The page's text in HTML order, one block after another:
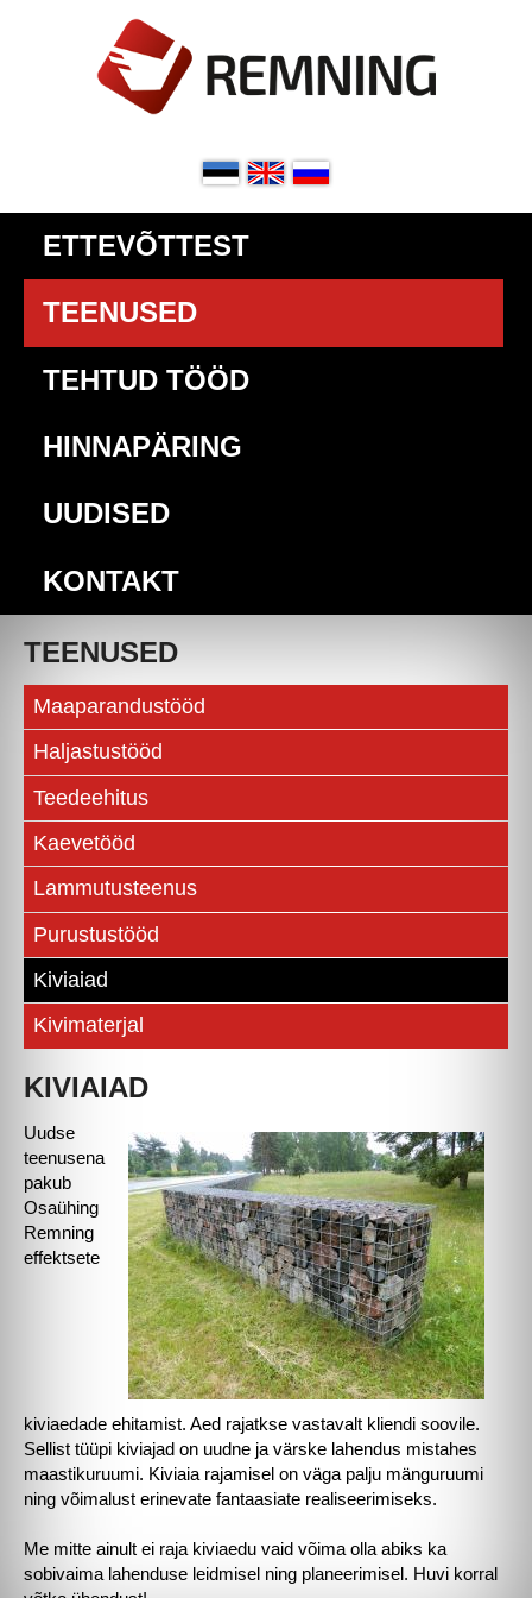
ETTEVÕTTEST
TEENUSED
TEHTUD TÖÖD
HINNAPÄRING
UUDISED
KONTAKT
TEENUSED
Maaparandustööd
Haljastustööd
Teedeehitus
Kaevetööd
Lammutusteenus
Purustustööd
Kiviaiad
Kivimaterjal
KIVIAIAD
Uudse
teenusena
pakub
Osaühing
Remning
effektsete
kiviaedade ehitamist. Aed rajatkse vastavalt kliendi soovile.
Sellist tüüpi kiviajad on uudne ja värske lahendus mistahes
maastikuruumi. Kiviaia rajamisel on väga palju mänguruumi
ning võimalust erinevate fantaasiate realiseerimiseks.
Me mitte ainult ei raja kiviaedu vaid võima olla abiks ka
sobivaima lahenduse leidmisel ning planeerimisel. Huvi korral